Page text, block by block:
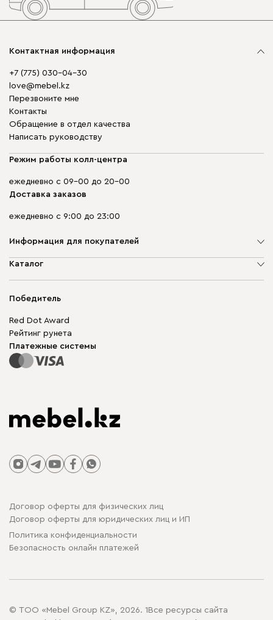
Контактная информация
+7 (775) 030-04-30
love@mebel.kz
Перезвоните мне
Контакты
Обращение в отдел качества
Написать руководству
Режим работы колл-центра
ежедневно с 09-00 до 20-00
Доставка заказов
ежедневно с 9:00 до 23:00
Информация для покупателей
О компании
Гарантия
Для бизнеса
Карта сайта
Каталог
Корпусная мебель
Модульная мебель
Столы и стулья
Победитель
Red Dot Award
Рейтинг рунета
Платежные системы
Договор оферты для физических лиц
Договор оферты для юридических лиц и ИП
Политика конфиденциальности
Безопасность онлайн платежей
© ТОО «Mebel Group KZ», 2026. 1Все ресурсы сайта